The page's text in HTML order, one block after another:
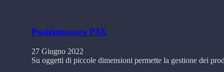
Posizionatore P3X
27 Giugno 2022
Su oggetti di piccole dimensioni permette la gestione dei